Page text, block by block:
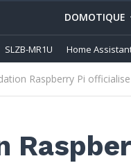
DOMOTIQUE
SLZB-MR1U Home
Raspberry Pi